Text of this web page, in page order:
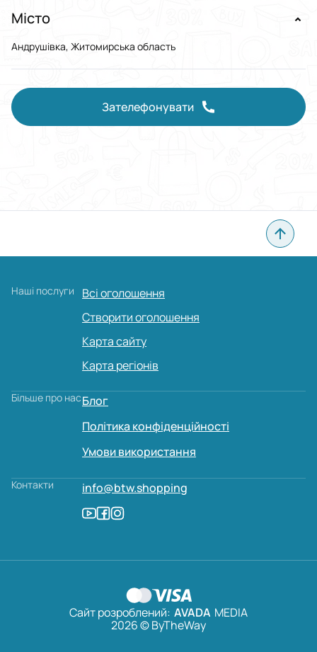
Місто
Андрушівка, Житомирська область
Зателефонувати
Наші послуги
Всі оголошення
Створити оголошення
Карта сайту
Карта регіонів
Більше про насБлог
Політика конфіденційності
Умови використання
Контакти info@btw.shopping
2026 © ByTheWay
Сайт розроблений: AVADA MEDIA